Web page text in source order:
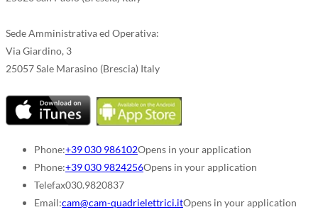
Sede Amministrativa ed Operativa:
Via Giardino, 3
25057 Sale Marasino (Brescia) Italy
Phone:+39 030 986102Opens in your application
Phone:+39 030 9824256Opens in your application
Telefax030.9820837
Email:cam@cam-quadrielettrici.itOpens in your application